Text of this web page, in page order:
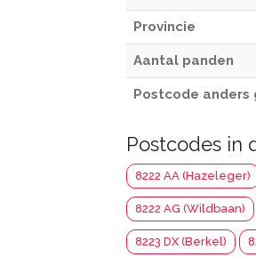
Provincie
Aantal panden
Postcode anders
Postcodes in
8222 AA (Hazeleger)
8222 AG (Wildbaan)
8223 DX (Berkel)